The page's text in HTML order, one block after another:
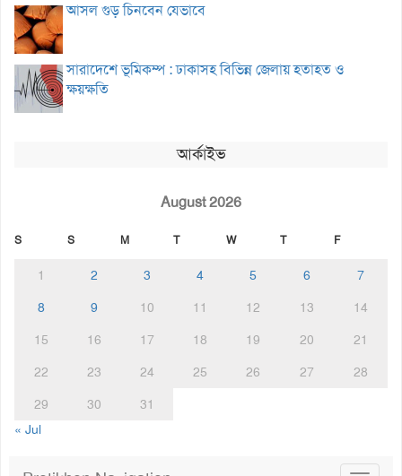
আসল গুড় চিনবেন যেভাবে
সারাদেশে ভূমিকম্প : ঢাকাসহ বিভিন্ন জেলায় হতাহত ও
ক্ষয়ক্ষতি
আর্কাইভ
August 2026
S S M T W T F
1 2 3 4 5 6
7
8
9 10 11 12 13
14
15
16 17 18 19 20
21
22
23 24 25 26 27
28
29
30
31
« Jul